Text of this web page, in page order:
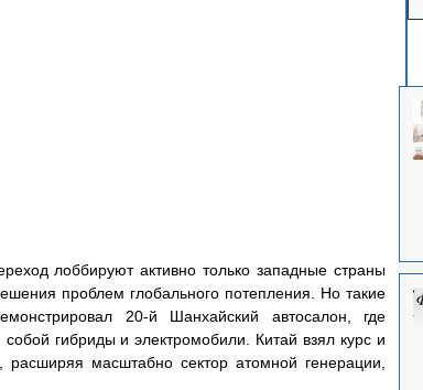
лоббируют активно только западные страны
проблем глобального потепления. Но такие
20-й Шанхайский автосалон, где
гибриды и электромобили. Китай взял курс и
расширяя масштабно сектор атомной генерации,